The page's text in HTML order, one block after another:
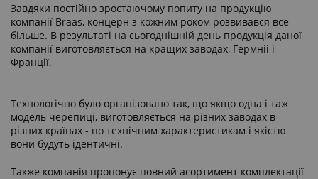
Завдяки постійно зростаючому попиту на продукцію
компанії Braas, концерн з кожним роком розвивався все
більше. В результаті на сьогоднішній день продукція даної
компанії виготовляється на кращих заводах, Гермніі і
Франції.
Технологічно було організовано так, що якщо одна і таж
модель черепиці, виготовляється на різних заводах в
різних країнах - по технічним характеристикам і якістю
вони будуть ідентичні.
Также компанія пропонує повний асортимент комплектації